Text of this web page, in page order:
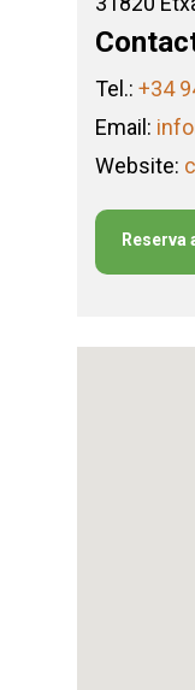
Tel.: +34
Email:
Website:
Reserva